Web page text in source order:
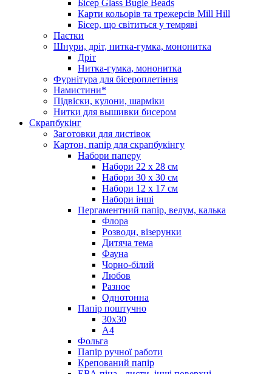
Бісер Glass Bugle Beads
Карти кольорів та трежерсів Mill Hill
Бісер, що світиться у темряві
Паєтки
Шнури, дріт, нитка-гумка, мононитка
Дріт
Нитка-гумка, мононитка
Фурнітура для бісероплетіння
Намистини*
Підвіски, кулони, шарміки
Нитки для вышивки бисером
Скрапбукінг
Заготовки для листівок
Картон, папір для скрапбукінгу
Набори паперу
Набори 22 х 28 см
Набори 30 х 30 см
Набори 12 х 17 см
Набори інші
Пергаментний папір, велум, калька
Флора
Розводи, візерунки
Дитяча тема
Фауна
Чорно-білий
Любов
Разное
Однотонна
Папір поштучно
30х30
А4
Фольга
Папір ручної работи
Крепований папір